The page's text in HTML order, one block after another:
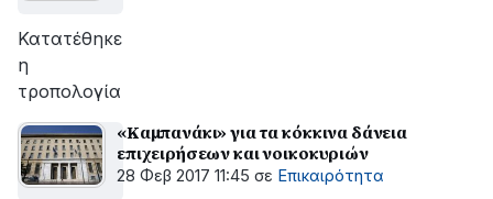
Κατατέθηκε
η
τροπολογία
«Καμπανάκι» για τα κόκκινα δάνεια
επιχειρήσεων και νοικοκυριών
28 Φεβ 2017 11:45 σε Επικαιρότητα